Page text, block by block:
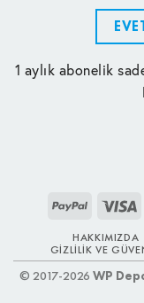
1 aylık abonelik
PayPal
HAKKIMIZDA
GIZLILIK VE
© 2017-2026 WP